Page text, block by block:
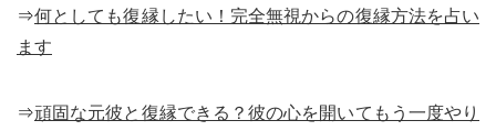
⇒何としても復縁したい！完全無視からの復縁方法を占い
ます
⇒頑固な元彼と復縁できる？彼の心を開いてもう一度やり